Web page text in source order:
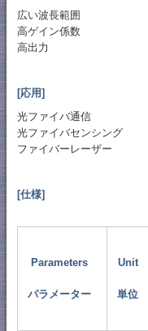
広い波長範囲
高ゲイン係数
高出力
[応用]
光ファイバ通信
光ファイバセンシング
ファイバーレーザー
[仕様]
Parameters
パラメーター
Unit
単位